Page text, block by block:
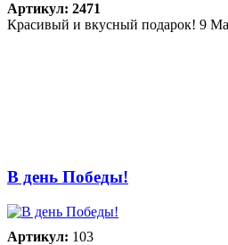
Артикул: 2471
Красивый и вкусный подарок! 9
В день Победы!
Артикул: 103